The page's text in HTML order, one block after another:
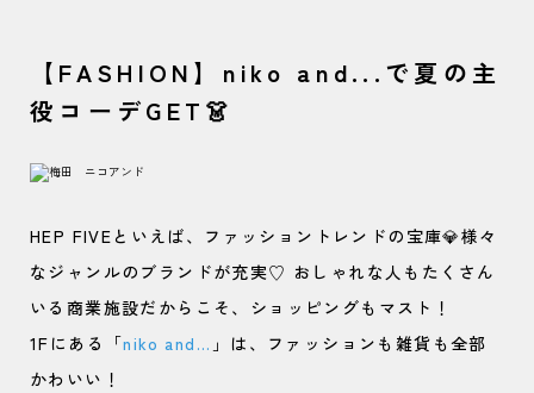
【FASHION】niko and...で夏の主
役コーデGET👗
HEP FIVEといえば、ファッショントレンドの宝庫💎様々
なジャンルのブランドが充実♡ おしゃれな人もたくさん
いる商業施設だからこそ、ショッピングもマスト！
1Fにある「niko and... 」は、ファッションも雑貨も全部
かわいい！